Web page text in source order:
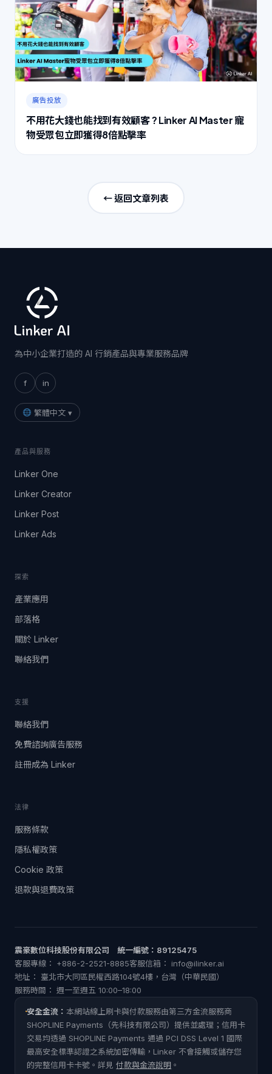
廣告投放
不用花大錢也能找到有效顧客 ? Linker AI Master 寵
物受眾包立即獲得8倍點擊率
← 返回文章列表
為中小企業打造的 AI 行銷產品與專業服務品牌
f in
繁體中文 ▾
產品與服務
Linker One
Linker Creator
Linker Post
Linker Ads
探索
產業應用
部落格
關於 Linker
聯絡我們
支援
聯絡我們
免費諮詢廣告服務
註冊成為 Linker
法律
服務條款
隱私權政策
Cookie 政策
退款與退費政策
震豪數位科技股份有限公司 統一編號：89125475
客服專線： +886-2-2521-8885客服信箱： info@ilinker.ai
地址： 臺北市大同區民權西路104號4樓，台灣（中華民國）
服務時間： 週一至週五 10:00–18:00
安全金流：本網站線上刷卡與付款服務由第三方金流服務商
SHOPLINE Payments（先科技有限公司）提供並處理；信用卡
交易均透過 SHOPLINE Payments 通過 PCI DSS Level 1 國際
最高安全標準認證之系統加密傳輸，Linker 不會接觸或儲存您
的完整信用卡卡號。詳見付款與金流說明 。